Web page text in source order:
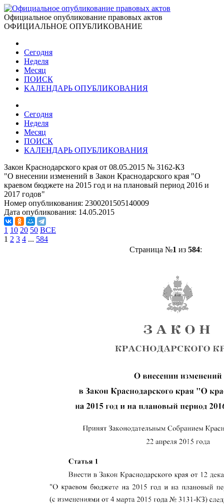
Официальное опубликование правовых актов
ОФИЦИАЛЬНОЕ ОПУБЛИКОВАНИЕ
Сегодня
Неделя
Месяц
ПОИСК
КАЛЕНДАРЬ ОПУБЛИКОВАНИЯ
Сегодня
Неделя
Месяц
ПОИСК
КАЛЕНДАРЬ ОПУБЛИКОВАНИЯ
Закон Краснодарского края от 08.05.2015 № 3162-КЗ
"О внесении изменений в Закон Краснодарского края "О
краевом бюджете на 2015 год и на плановый период 2016 и
2017 годов"
Номер опубликования: 2300201505140009
Дата опубликования: 14.05.2015
1 10 20 50 ВСЕ
1 2 3 4 ... 584
Страница №1 из 584: